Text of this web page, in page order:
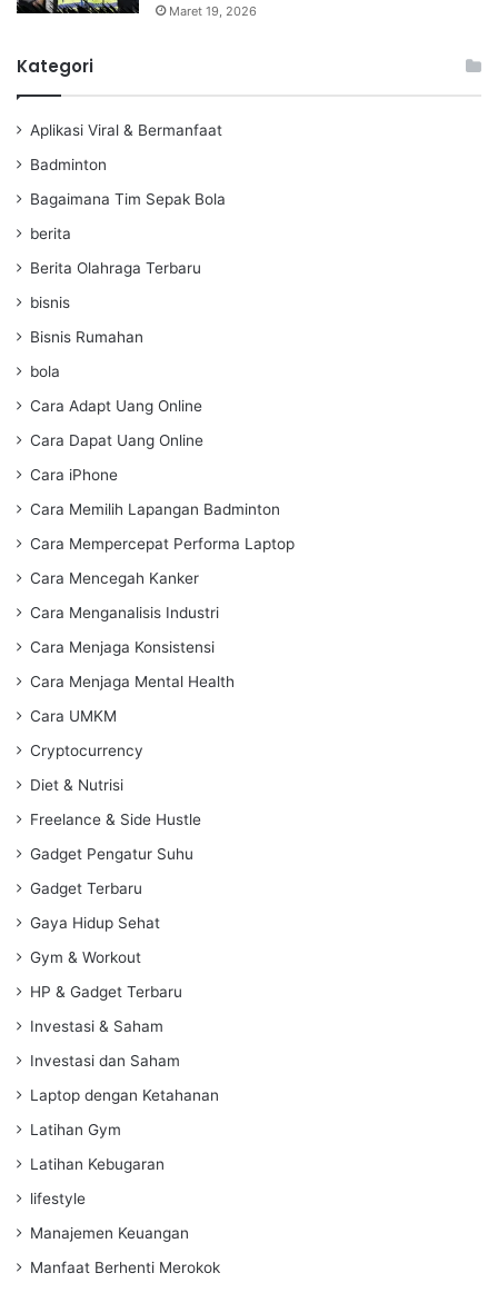
Maret 19, 2026
Kategori
Aplikasi Viral & Bermanfaat
Badminton
Bagaimana Tim Sepak Bola
berita
Berita Olahraga Terbaru
bisnis
Bisnis Rumahan
bola
Cara Adapt Uang Online
Cara Dapat Uang Online
Cara iPhone
Cara Memilih Lapangan Badminton
Cara Mempercepat Performa Laptop
Cara Mencegah Kanker
Cara Menganalisis Industri
Cara Menjaga Konsistensi
Cara Menjaga Mental Health
Cara UMKM
Cryptocurrency
Diet & Nutrisi
Freelance & Side Hustle
Gadget Pengatur Suhu
Gadget Terbaru
Gaya Hidup Sehat
Gym & Workout
HP & Gadget Terbaru
Investasi & Saham
Investasi dan Saham
Laptop dengan Ketahanan
Latihan Gym
Latihan Kebugaran
lifestyle
Manajemen Keuangan
Manfaat Berhenti Merokok